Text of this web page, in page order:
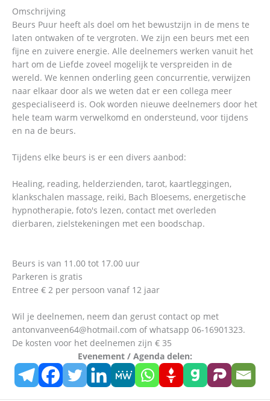
Omschrijving
Beurs Puur heeft als doel om het bewustzijn in de mens te
laten ontwaken of te vergroten. We zijn een beurs met een
fijne en zuivere energie. Alle deelnemers werken vanuit het
hart om de Liefde zoveel mogelijk te verspreiden in de
wereld. We kennen onderling geen concurrentie, verwijzen
naar elkaar door als we weten dat er een collega meer
gespecialiseerd is. Ook worden nieuwe deelnemers door het
hele team warm verwelkomd en ondersteund, voor tijdens
en na de beurs.
Tijdens elke beurs is er een divers aanbod:
Healing, reading, helderzienden, tarot, kaartleggingen,
klankschalen massage, reiki, Bach Bloesems, energetische
hypnotherapie, foto's lezen, contact met overleden
dierbaren, zielstekeningen met een boodschap.
Beurs is van 11.00 tot 17.00 uur
Parkeren is gratis
Entree € 2 per persoon vanaf 12 jaar
Wil je deelnemen, neem dan gerust contact op met
antonvanveen64@hotmail.com of whatsapp 06-16901323.
De kosten voor het deelnemen zijn € 35
Evenement / Agenda delen: